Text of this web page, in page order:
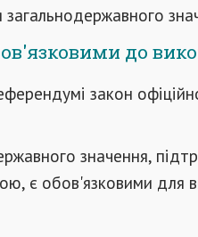
до
закон
значення,
є обов'язковими для